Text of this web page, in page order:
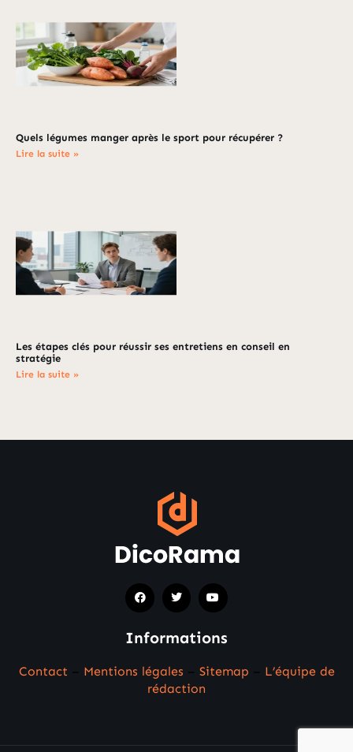
Quels légumes manger après le sport pour récupérer ?
Lire la suite »
Les étapes clés pour réussir ses entretiens en conseil en
stratégie
Lire la suite »
Informations
Contact Mentions légales Sitemap
L’équipe de
rédaction